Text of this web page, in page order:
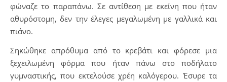
φώναζε το παραπάνω. Σε αντίθεση με εκείνη που ήταν
αθυρόστομη, δεν την έλεγες μεγαλωμένη με γαλλικά και
πιάνο.
Σηκώθηκε απρόθυμα από το κρεβάτι και φόρεσε μια
ξεχειλωμένη φόρμα που ήταν πάνω στο ποδήλατο
γυμναστικής, που εκτελούσε χρέη καλόγερου. Έσυρε τα